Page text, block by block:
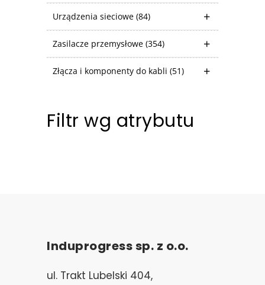
Urządzenia sieciowe (84)
Zasilacze przemysłowe (354)
Złącza i komponenty do kabli (51)
Filtr wg atrybutu
Induprogress sp. z o.o.
ul. Trakt Lubelski 404,